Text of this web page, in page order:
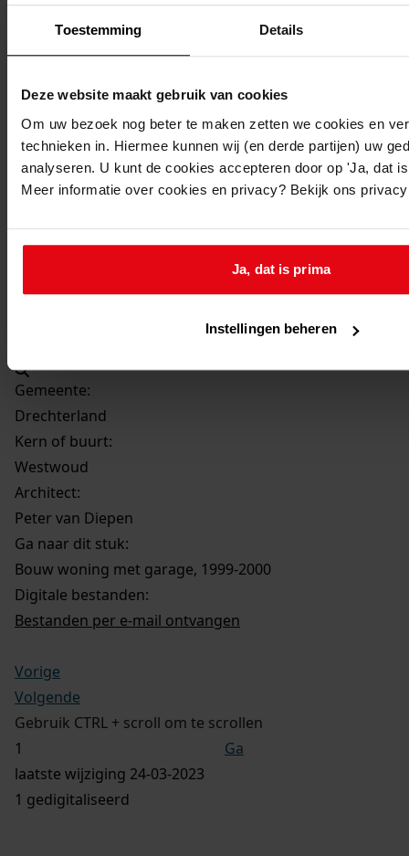
Toestemming Details
Deze website maakt gebruik van cookies
Om uw bezoek nog beter te maken zetten we cookies en
technieken in. Hiermee kunnen wij (en derde partijen) uw
analyseren. U kunt de cookies accepteren door op 'Ja, dat
Meer informatie over cookies en privacy? Bekijk ons
Ja, dat is prima
Instellingen beheren
Bouw woning met garage
14-01-2000
Adres:
Westwoud, Laantje 1a
Perceel:
Gemeente:
Drechterland
Kern of buurt:
Westwoud
Architect:
Peter van Diepen
Ga naar dit stuk:
Bouw woning met garage, 1999-2000
Digitale bestanden:
Bestanden per e-mail ontvangen
Vorige
Volgende
Gebruik CTRL + scroll om te scrollen
Ga
laatste wijziging 24-03-2023
1 gedigitaliseerd